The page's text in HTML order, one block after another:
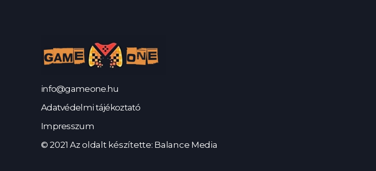
info@gameone.hu
Adatvédelmi tájékoztató
Impresszum
© 2021 Az oldalt készítette: Balance Media